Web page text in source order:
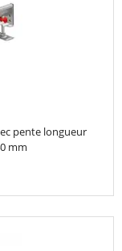
pente longueur
mm